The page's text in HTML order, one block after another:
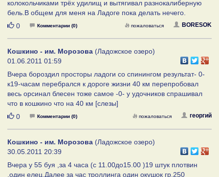
колокольчиками трёх удилищ и вытягивал разнокалиберную
бель.В общем для меня на Ладоге пока делать нечего.
Нравится
0 Комментарии (0) BORESOK
пожаловаться
Кошкино - им. Морозова (Ладожское озеро)
01.06.2011 01:59
Вчера бороздил просторы ладоги со спинингом результат- 0-
к19-часам перебрался к дороге жизни 40 км перепробовал
весь орсинал блесен тоже самое -0- у удочников спрашивал
что в кошкино что на 40 км [слезы]
Нравится
0 Комментарии (0) георгий
пожаловаться
Кошкино - им. Морозова (Ладожское озеро)
30.05.2011 20:39
Вчера у 55 буя ,за 4 часа (с 11.00до15.00 )19 штук плотвин
,один елец.Далее за час троллинга один окушок гр.250